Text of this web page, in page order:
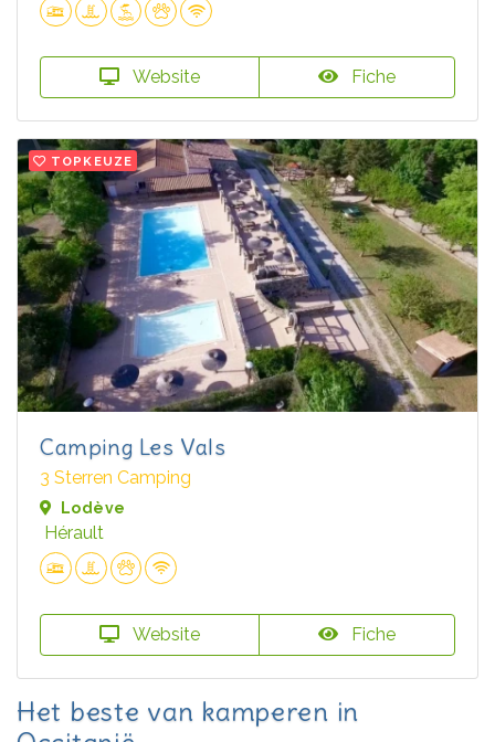
Website Fiche
TOPKEUZE
Camping Les Vals
3 Sterren Camping
Lodève
Hérault
Website Fiche
Het beste van kamperen in